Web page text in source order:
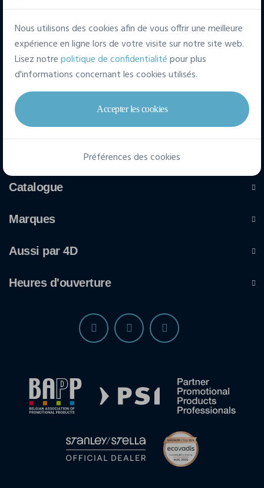
+32 (0) 81 715 000
info@4dimension.be
Accès rapide
Personnalisations
Catalogue
Marques
Aussi par 4D
Heures d'ouverture
Nous utilisons des cookies afin de vous offrir une meilleure
expérience en ligne lors de votre visite sur notre site web.
Lisez notrepolitique de confidentialitépour plus
d'informations concernant les cookies utilisés.
Accepter les cookies
Préférences des cookies